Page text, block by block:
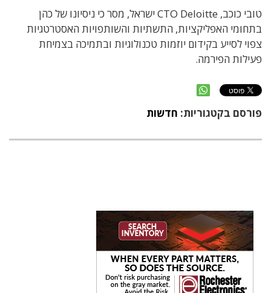
טובי כוכב, CTO Deloitte ישראל, מסר כי ניסיונו של כהן
בתחומי האפליקציות, התשתיות והשותפויות האסטרטגיות
צפוי לסייע בקידום יוזמות טכנולוגיות ובתמיכה בצמיחת
פעילות הפירמה.
פורסם בקטגוריות: חדשות